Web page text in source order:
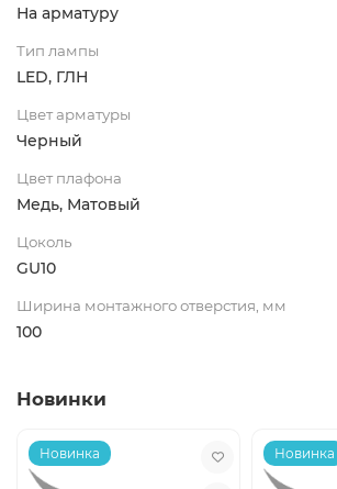
На арматуру
Тип лампы
LED, ГЛН
Цвет арматуры
Черный
Цвет плафона
Медь, Матовый
Цоколь
GU10
Ширина монтажного отверстия, мм
100
Новинки
Новинка Новинка